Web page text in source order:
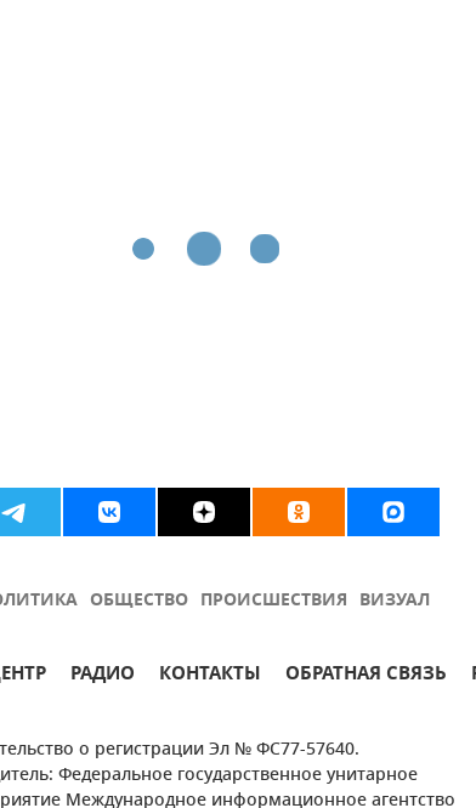
ОБЩЕСТВО ПРОИСШЕСТВИЯ ВИЗУАЛ
РАДИО КОНТАКТЫ ОБРАТНАЯ СВЯЗЬ
о регистрации Эл № ФС77-57640.
Федеральное государственное унитарное
Международное информационное агентство